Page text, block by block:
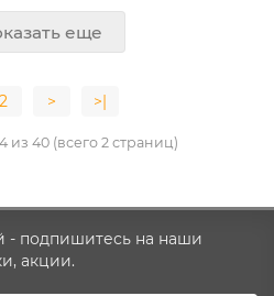
еще
2 > >|
из 40 (всего 2 страниц)
- подпишитесь на наши
акции.